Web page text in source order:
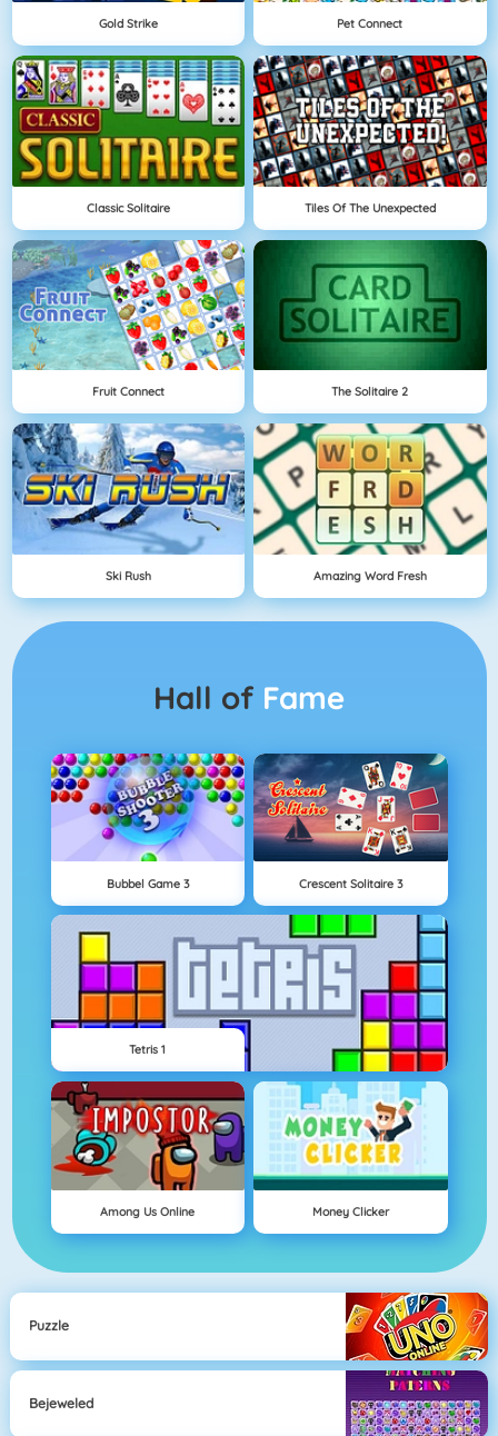
Gold Strike Pet Connect
Classic Solitaire Tiles Of The Unexpected
Fruit Connect The Solitaire 2
Ski Rush Amazing Word Fresh
Hall of Fame
Bubbel Game 3 Crescent Solitaire 3
Tetris 1
Among Us Online Money Clicker
Puzzle
Bejeweled